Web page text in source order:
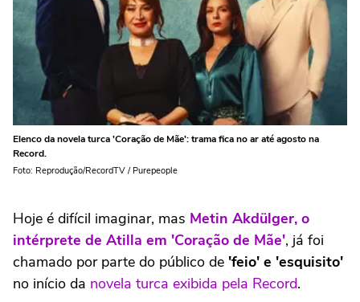
Elenco da novela turca 'Coração de Mãe': trama fica no ar até agosto na
Record.
Foto: Reprodução/RecordTV / Purepeople
Hoje é difícil imaginar, mas Metin Akdülger, o
intérprete de Atilla em 'Coração de Mãe', já foi
chamado por parte do público de 'feio' e 'esquisito'
no início da novela turca exibida pela Record.